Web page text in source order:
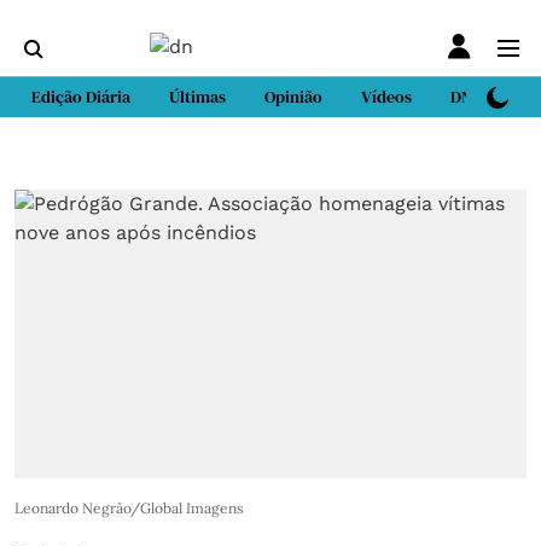
Edição Diária Últimas Opinião Vídeos DN Sport
Leonardo Negrão/Global Imagens